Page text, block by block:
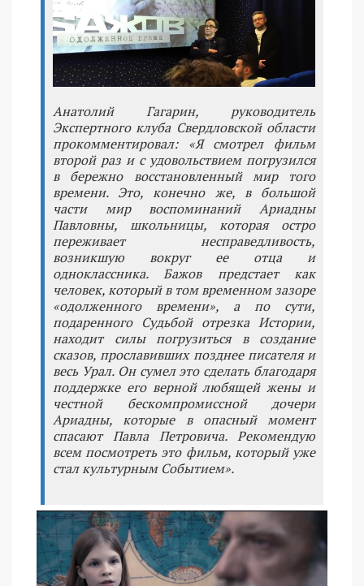
Анатолий Гагарин, руководитель
Экспертного клуба Свердловской области
прокомментировал: «Я смотрел фильм
второй раз и с удовольствием погрузился
в бережно восстановленный мир того
времени. Это, конечно же, в большой
части мир воспоминаний Ариадны
Павловны, школьницы, которая остро
переживает несправедливость,
возникшую вокруг ее отца и
одноклассника. Бажов предстает как
человек, который в том временном зазоре
«одолженного времени», а по сути,
подаренного Судьбой отрезка Истории,
находит силы погрузиться в создание
сказов, прославивших позднее писателя и
весь Урал. Он сумел это сделать благодаря
поддержке его верной любящей жены и
честной бескомпромиссной дочери
Ариадны, которые в опасный момент
спасают Павла Петровича. Рекомендую
всем посмотреть это фильм, который уже
стал культурным Событием».